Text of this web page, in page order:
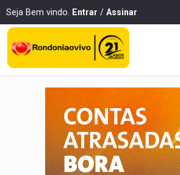
Seja Bem vindo. Entrar / Assinar